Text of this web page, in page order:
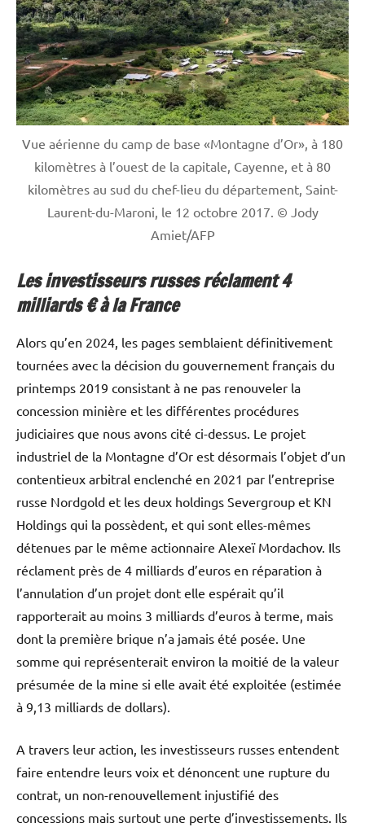
Vue aérienne du camp de base «Montagne d’Or», à 180
kilomètres à l’ouest de la capitale, Cayenne, et à 80
kilomètres au sud du chef-lieu du département, Saint-
Laurent-du-Maroni, le 12 octobre 2017. © Jody
Amiet/AFP
Les investisseurs russes réclament 4
milliards € à la France
Alors qu’en 2024, les pages semblaient définitivement
tournées avec la décision du gouvernement français du
printemps 2019 consistant à ne pas renouveler la
concession minière et les différentes procédures
judiciaires que nous avons cité ci-dessus. Le projet
industriel de la Montagne d’Or est désormais l’objet d’un
contentieux arbitral enclenché en 2021 par l’entreprise
russe Nordgold et les deux holdings Severgroup et KN
Holdings qui la possèdent, et qui sont elles-mêmes
détenues par le même actionnaire Alexeï Mordachov. Ils
réclament près de 4 milliards d’euros en réparation à
l’annulation d’un projet dont elle espérait qu’il
rapporterait au moins 3 milliards d’euros à terme, mais
dont la première brique n’a jamais été posée. Une
somme qui représenterait environ la moitié de la valeur
présumée de la mine si elle avait été exploitée (estimée
à 9,13 milliards de dollars).
A travers leur action, les investisseurs russes entendent
faire entendre leurs voix et dénoncent une rupture du
contrat, un non-renouvellement injustifié des
concessions mais surtout une perte d’investissements. Ils